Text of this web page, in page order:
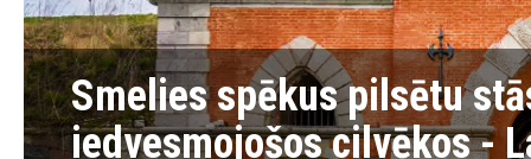
Smelies spēkus pilsētu
iedvesmojošos cilvēkos -